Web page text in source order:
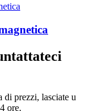
di prezzi, lasciate u
ore.